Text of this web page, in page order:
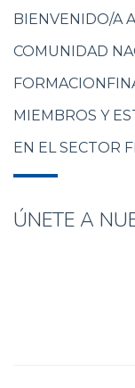
BIENVENIDO/A
COMUNIDAD
MIEMBROS Y
EN EL SECTOR
ÚNETE A